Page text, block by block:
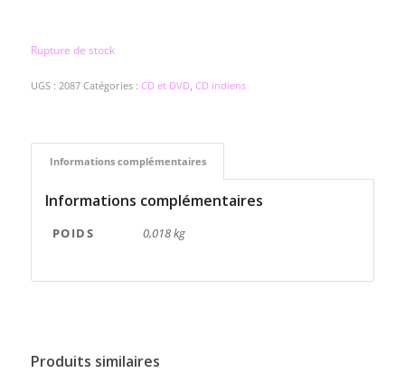
Rupture de stock
UGS : 2087 Catégories : CD et DVD, CD indiens
Informations complémentaires
Informations complémentaires
POIDS 0,018 kg
Produits similaires